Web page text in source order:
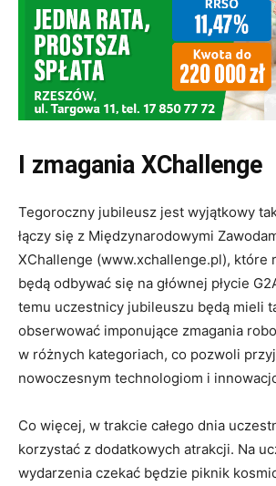
I zmagania XChallenge
Tegoroczny jubileusz jest wyjątkowy
łączy się z Międzynarodowymi
XChallenge (www.xchallenge.pl), które
będą odbywać się na głównej płycie
temu uczestnicy jubileuszu będą mieli
obserwować imponujące zmagania
w różnych kategoriach, co pozwoli
nowoczesnym technologiom i
Co więcej, w trakcie całego dnia
korzystać z dodatkowych atrakcji. Na
wydarzenia czekać będzie piknik